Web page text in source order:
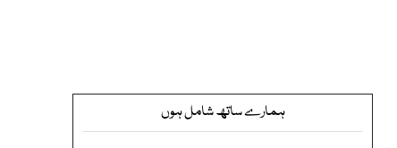
ہمارے ساتھ شامل ہوں